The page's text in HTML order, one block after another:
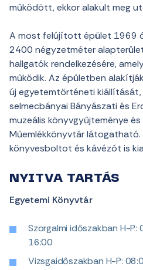
működött, ekkor alakult meg
A most felújított épület 1969
2400 négyzetméter
hallgatók rendelkezésére,
működik. Az épületben
új egyetemtörténeti
selmecbányai Bányászati és
muzeális könyvgyűjteménye és
Műemlékkönyvtár
könyvesboltot és kávézót is
NYITVA TARTÁS
Egyetemi Könyvtár
Szorgalmi időszakban H-
16:00
Vizsgaidőszakban H-P: